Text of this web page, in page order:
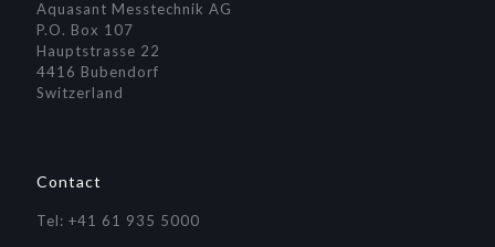
Aquasant Messtechnik AG
P.O. Box 107
Hauptstrasse 22
4416 Bubendorf
Switzerland
Contact
Tel: +41 61 935 5000